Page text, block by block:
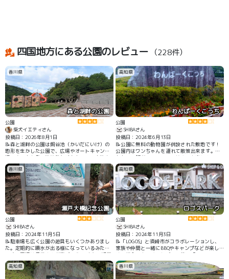
四国地方にある公園のレビュー （228件）
香川県
森と湖畔の公園
公園
柴犬イエティさん
投稿日：2026年8月1日
📝森と湖畔の公園は飼谷池（かいだにいけ）の
地形を生かした公園で、広場やオートキャンプ
場、森の中を登る散策路などもあって、お散歩
にはぴったりの公園です🏞️ このときは近くにあ
る道の駅とよはまで車中泊をして、朝ん歩がで
きる場所を探して早い時間に来たので、森と湖
畔の公園がどんなところなのかも知らず人もほ
とんどいなくて、ただただゆっくり歩けました
🐾
高知県
わんぱーくこうち
公園
SHIBAさん
投稿日：2024年6月13日
📝公園に無料の動物園が併設された敷地です！
公園内はワンちゃんを連れて散策出来ます。池
もあり、鯉がいるので、エサやりを楽しんでる
方を良く見ます。 水場もあり、夏場には子供が
水遊びを楽しんでます！
香川県
瀬戸大橋記念公園
公園
SHIBAさん
投稿日：2024年11月5日
📝駐車場も広く公園の遊具もいくつかありまし
た。定期的に噴水が出る様になっているみたい
です。夏場は子供さんが喜びそう。 また、瀬戸
大橋線を走る列車が橋の下から見れます☆
高知県
ロゴスパーク
公園
SHIBAさん
投稿日：2024年11月3日
📝「LOGOS」と須崎市がコラボレーションし、
家族や仲間と一緒にBBQやキャンプなどが楽し
める総合アウトドアレジャー施設「LOGOS PARK
SEASIDE KOCHI SUSAKI」。 浦ノ内遊具公園も併
設され、インスタ映え写真もワンちゃんと一緒
に撮れます。
高知県 香川県